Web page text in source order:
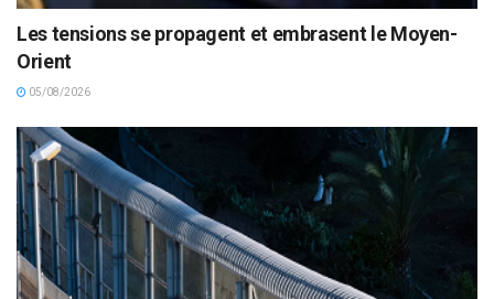
Les tensions se propagent et embrasent le Moyen-
Orient
05/08/2026